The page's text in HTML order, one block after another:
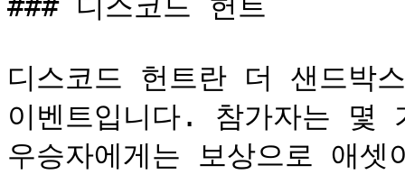
디스코드 헌트란 더 샌드박
이벤트입니다. 참가자는 몇
우승자에게는 보상으로 애